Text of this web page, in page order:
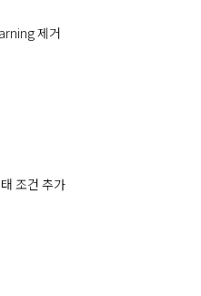
제거
조건 추가